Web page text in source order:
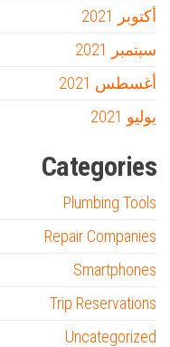
أكتوبر 2021
سبتمبر 2021
أغسطس 2021
يوليو 2021
Categories
Plumbing Tools
Repair Companies
Smartphones
Trip Reservations
Uncategorized